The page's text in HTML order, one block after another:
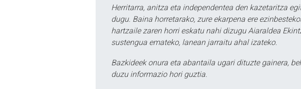
Herritarra, anitza eta independentea den kazetaritza
dugu. Baina horretarako, zure ekarpena ere
hartzaile zaren horri eskatu nahi dizugu Aiaraldea
sustengua emateko, lanean jarraitu ahal izateko.
Bazkideek onura eta abantaila ugari dituzte gainera,
duzu informazio hori guztia.